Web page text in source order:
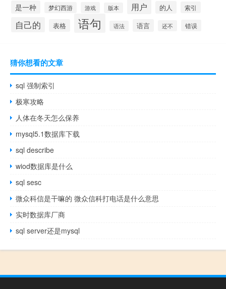
是一种
梦幻西游 游戏 版本 用户 的人 索引
自己的 表格 语句 语法 语言 还不 错误
猜你想看的文章
sql 强制索引
极寒攻略
人体在冬天怎么保养
mysql5.1数据库下载
sql describe
wiod数据库是什么
sql sesc
微众科信是干嘛的 微众信科打电话是什么意思
实时数据库厂商
sql server还是mysql